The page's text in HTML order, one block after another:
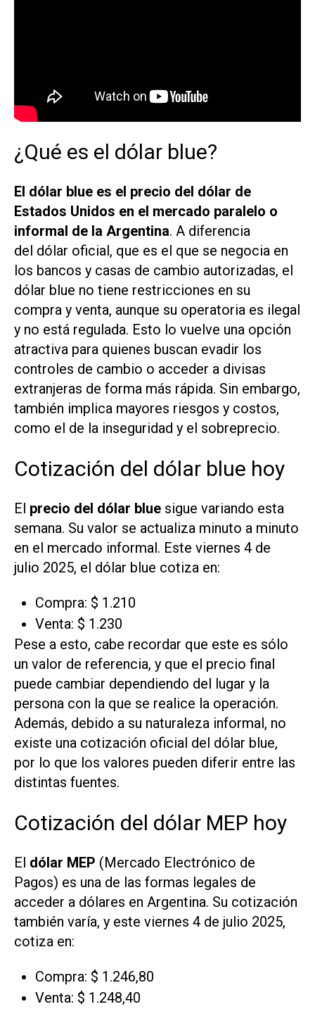
¿Qué es el dólar blue?
El dólar blue es el precio del dólar de
Estados Unidos en el mercado paralelo o
informal de la Argentina. A diferencia
del dólar oficial, que es el que se negocia en
los bancos y casas de cambio autorizadas, el
dólar blue no tiene restricciones en su
compra y venta, aunque su operatoria es ilegal
y no está regulada. Esto lo vuelve una opción
atractiva para quienes buscan evadir los
controles de cambio o acceder a divisas
extranjeras de forma más rápida. Sin embargo,
también implica mayores riesgos y costos,
como el de la inseguridad y el sobreprecio.
Cotización del dólar blue hoy
El precio del dólar blue sigue variando esta
semana. Su valor se actualiza minuto a minuto
en el mercado informal. Este viernes 4 de
julio 2025, el dólar blue cotiza en:
Compra: $ 1.210
Venta: $ 1.230
Pese a esto, cabe recordar que este es sólo
un valor de referencia, y que el precio final
puede cambiar dependiendo del lugar y la
persona con la que se realice la operación.
Además, debido a su naturaleza informal, no
existe una cotización oficial del dólar blue,
por lo que los valores pueden diferir entre las
distintas fuentes.
Cotización del dólar MEP hoy
El dólar MEP (Mercado Electrónico de
Pagos) es una de las formas legales de
acceder a dólares en Argentina. Su cotización
también varía, y este viernes 4 de julio 2025,
cotiza en:
Compra: $ 1.246,80
Venta: $ 1.248,40